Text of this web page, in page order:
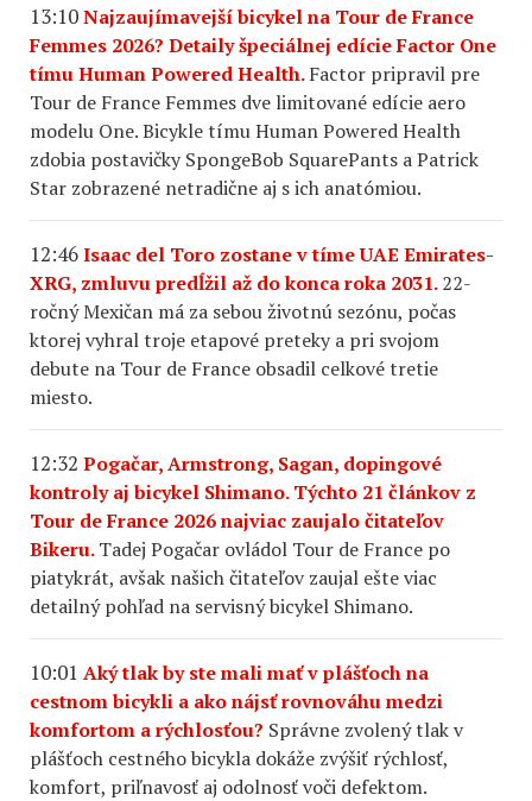
13:10Najzaujímavejší bicykel na Tour de France
Femmes 2026? Detaily špeciálnej edície Factor One
tímu Human Powered Health.Factor pripravil pre
Tour de France Femmes dve limitované edície aero
modelu One. Bicykle tímu Human Powered Health
zdobia postavičky SpongeBob SquarePants a Patrick
Star zobrazené netradične aj s ich anatómiou.
12:46Isaac del Toro zostane v tíme UAE Emirates-
XRG, zmluvu predĺžil až do konca roka 2031.22-
ročný Mexičan má za sebou životnú sezónu, počas
ktorej vyhral troje etapové preteky a pri svojom
debute na Tour de France obsadil celkové tretie
miesto.
12:32 Pogačar, Armstrong, Sagan, dopingové
kontroly aj bicykel Shimano. Týchto 21 článkov z
Tour de France 2026 najviac zaujalo čitateľov
Bikeru.Tadej Pogačar ovládol Tour de France po
piatykrát, avšak našich čitateľov zaujal ešte viac
detailný pohľad na servisný bicykel Shimano.
10:01 Aký tlak by ste mali mať v plášťoch na
cestnom bicykli a ako nájsť rovnováhu medzi
komfortom a rýchlosťou? Správne zvolený tlak v
plášťoch cestného bicykla dokáže zvýšiť rýchlosť,
komfort, priľnavosť aj odolnosť voči defektom.